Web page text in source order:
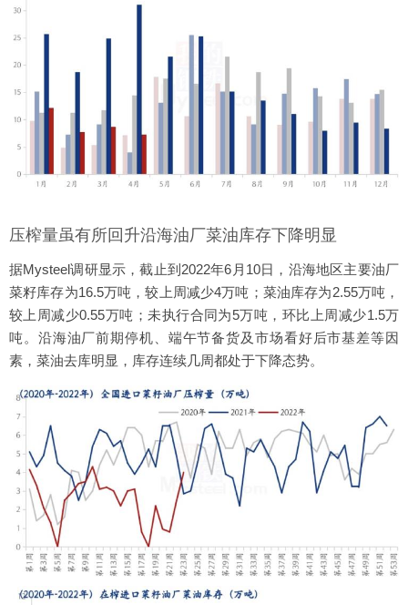
压榨量虽有所回升沿海油厂菜油库存下降明显
据Mysteel调研显示，截止到2022年6月10日，沿海地区主要油厂
菜籽库存为16.5万吨，较上周减少4万吨；菜油库存为2.55万吨，
较上周减少0.55万吨；未执行合同为5万吨，环比上周减少1.5万
吨。沿海油厂前期停机、端午节备货及市场看好后市基差等因
素，菜油去库明显，库存连续几周都处于下降态势。